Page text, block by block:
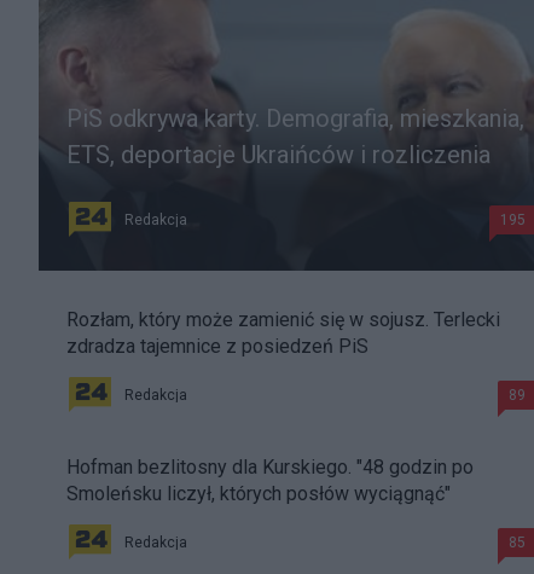
PiS odkrywa karty. Demografia, mieszkania,
ETS, deportacje Ukraińców i rozliczenia
Redakcja 195
Rozłam, który może zamienić się w sojusz. Terlecki
zdradza tajemnice z posiedzeń PiS
Redakcja 89
Hofman bezlitosny dla Kurskiego. "48 godzin po
Smoleńsku liczył, których posłów wyciągnąć"
Redakcja 85